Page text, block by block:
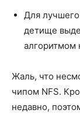
Для лучшего
детище
алгоритмом
Жаль, что
чипом NFS.
недавно,